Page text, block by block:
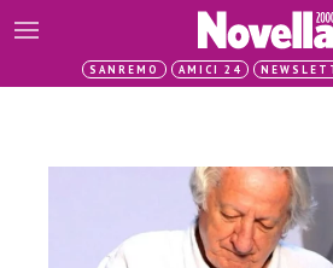
SANREMO AMICI 24